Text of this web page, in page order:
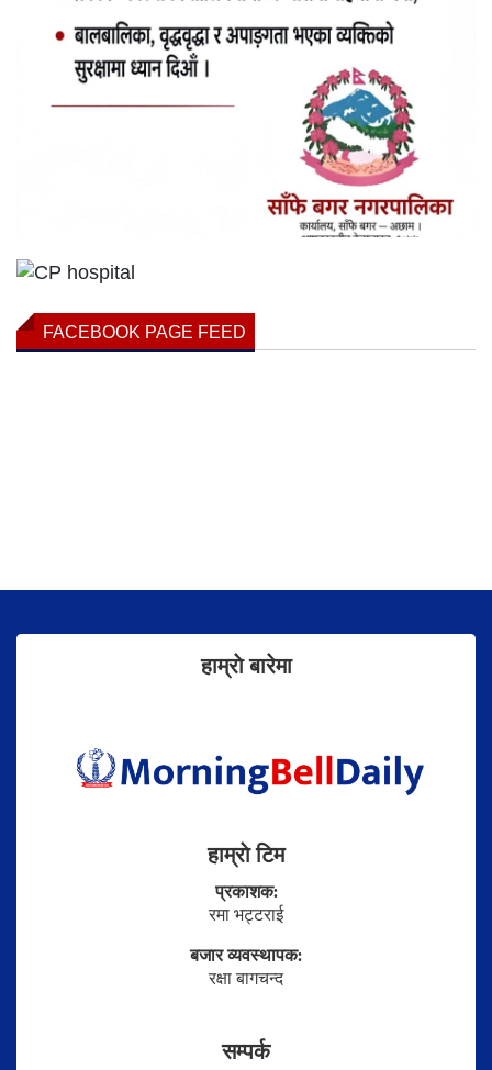
FACEBOOK PAGE FEED
हाम्राे बारेमा
हाम्राे टिम
प्रकाशक:
रमा भट्टराई
बजार व्यवस्थापक:
रक्षा बागचन्द
सम्पर्क